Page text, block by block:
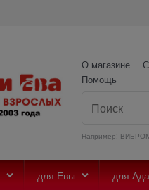
О магазине
Помощь
Например:
для Евы для